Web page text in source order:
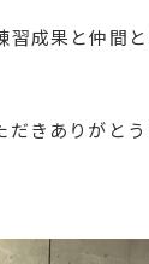
成果と仲間
きありがと